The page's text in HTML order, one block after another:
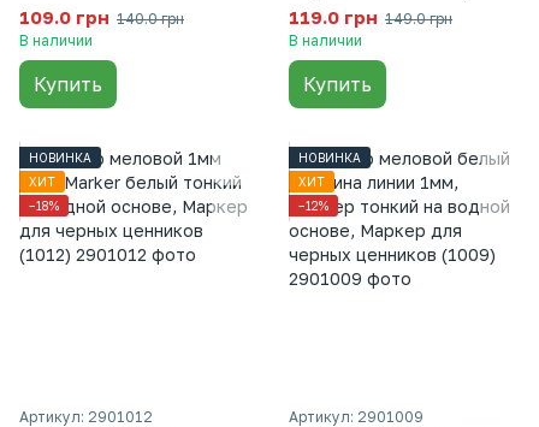
водной основе
двусторонний, Маркер
для черных ценников
(1016), Белый
109.0 грн 140.0 грн
В наличии
Купить
линии 5 мм, Маркер краска
для черных ценников
(1014), Белый
119.0 грн 149.0 грн
В наличии
Купить
НОВИНКА
ХИТ
−18%
Артикул: 2901012
НОВИНКА
ХИТ
−12%
Артикул: 2901009